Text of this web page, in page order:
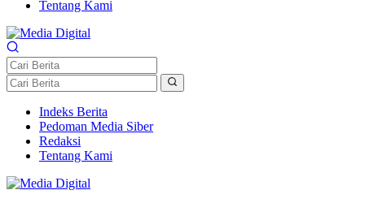
Tentang Kami
Indeks Berita
Pedoman Media Siber
Redaksi
Tentang Kami